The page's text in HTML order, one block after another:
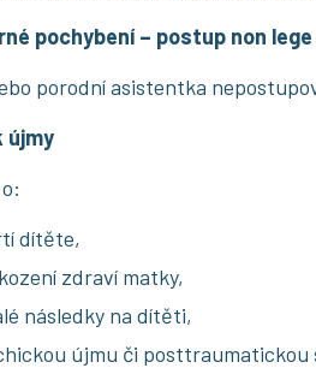
pochybení – postup non
porodní asistentka
újmy
dítěte,
zdraví matky,
následky na dítěti,
újmu či posttraumatickou